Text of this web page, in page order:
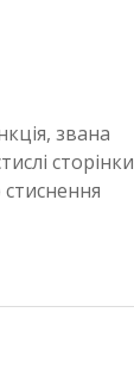
звана
сторінки